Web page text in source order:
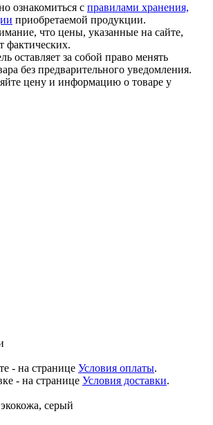
ознакомиться с правилами хранения,
приобретаемой продукции.
что цены, указанные на сайте,
фактических.
оставляет за собой право менять
без предварительного уведомления.
цену и информацию о товаре у
- на странице Условия оплаты.
- на странице Условия доставки.
серый